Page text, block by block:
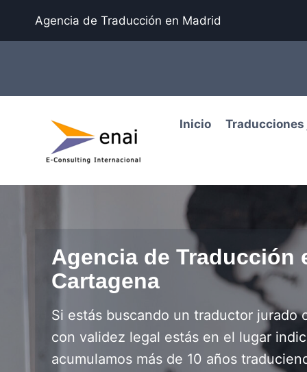
Agencia de Traducción en Madrid
Inicio Traducciones
Agencia de Traducción
Cartagena
Si estás buscando un traductor jurado
con validez legal estás en el lugar
acumulamos más de 10 años